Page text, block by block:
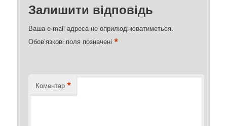
Залишити відповідь
Ваша e-mail адреса не оприлюднюватиметься.
Обов’язкові поля позначені*
Коментар *